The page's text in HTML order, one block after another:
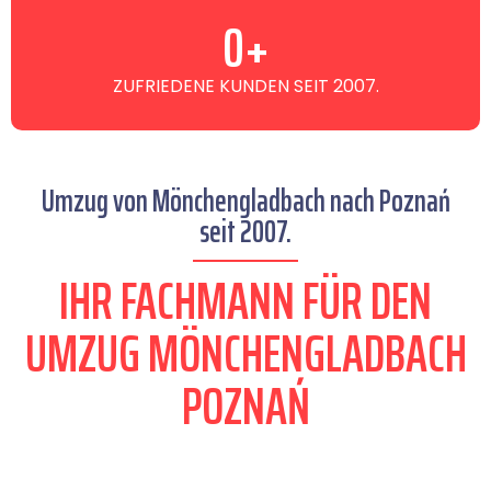
ZUFRIEDENE KUNDEN SEIT 2007.
0+
Umzug von Mönchengladbach nach Poznań
seit 2007.
IHR FACHMANN FÜR DEN
UMZUG MÖNCHENGLADBACH
POZNAŃ